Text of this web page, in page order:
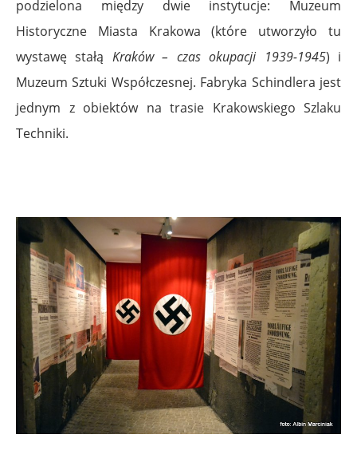
podzielona między dwie instytucje: Muzeum
Historyczne Miasta Krakowa (które utworzyło tu
wystawę stałą Kraków – czas okupacji 1939-1945) i
Muzeum Sztuki Współczesnej. Fabryka Schindlera jest
jednym z obiektów na trasie Krakowskiego Szlaku
Techniki.